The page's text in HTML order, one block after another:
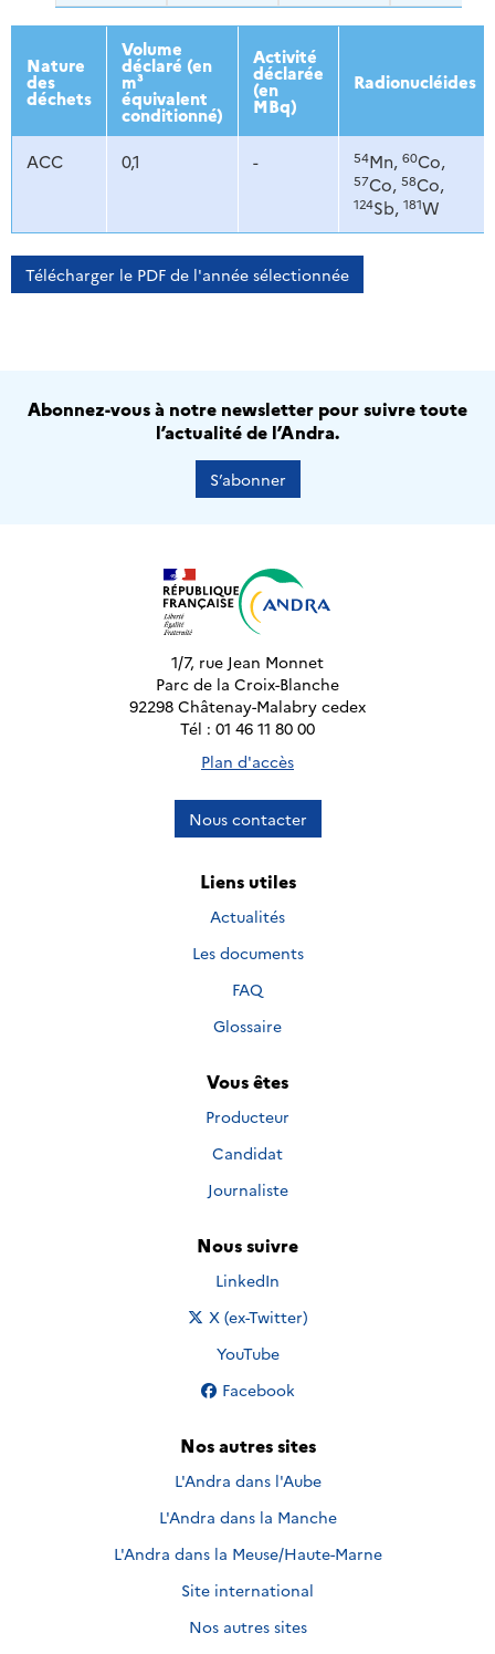
Nature
des
déchets
Volume
déclaré (en
m³
équivalent
conditionné)
Activité
déclarée
(en
MBq)
Radionucléides
ACC 0,1 - 54Mn, 60Co,
57Co, 58Co,
124Sb, 181W
Télécharger le PDF de l'année sélectionnée
Abonnez-vous à notre newsletter pour suivre toute
l’actualité de l’Andra.
S’abonner
1/7, rue Jean Monnet
Parc de la Croix-Blanche
92298 Châtenay-Malabry cedex
Tél : 01 46 11 80 00
Plan d'accès
Nous contacter
Liens utiles
Actualités
Les documents
FAQ
Glossaire
Vous êtes
Producteur
Candidat
Journaliste
Nous suivre
Nous suivre sur
LinkedIn
Nous suivre sur
X (ex-Twitter)
Nous suivre sur
YouTube
Nous suivre sur
Facebook
Nos autres sites
L'Andra dans l'Aube
L'Andra dans la Manche
L'Andra dans la Meuse/Haute-Marne
Site international
Nos autres sites